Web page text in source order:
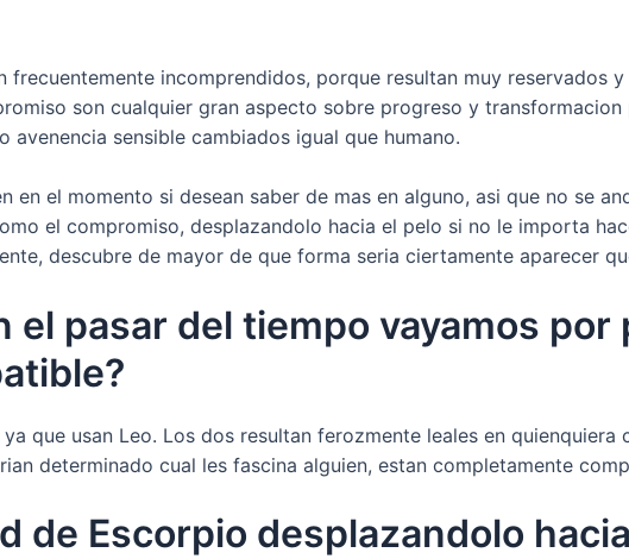
frecuentemente incomprendidos, porque resultan muy reservados
son cualquier gran aspecto sobre progreso y transformacion
avenencia sensible cambiados igual que humano.
en el momento si desean saber de mas en alguno, asi que no se
el compromiso, desplazandolo hacia el pelo si no le importa
descubre de mayor de que forma seri­a ciertamente aparecer
el pasar del tiempo vayamos
que usan Leo. Los dos resultan ferozmente leales en
determinado cual les fascina alguien, estan completamente
de Escorpio desplazandolo